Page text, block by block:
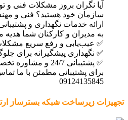
آیا نگران بروز مشکلات فنی و
سازمان خود هستید؟ فنی و
به مدیران و کارکنان شما هدیه
✅ عیب‌یابی و رفع سریع
✅ نگهداری پیشگیرانه برای
✅ پشتیبانی 24/7 و مشاوره تخصصی
برای پشتیبانی مطمئن با ما
09124135845
تجهیزات زیرساخت شبکه بسترساز